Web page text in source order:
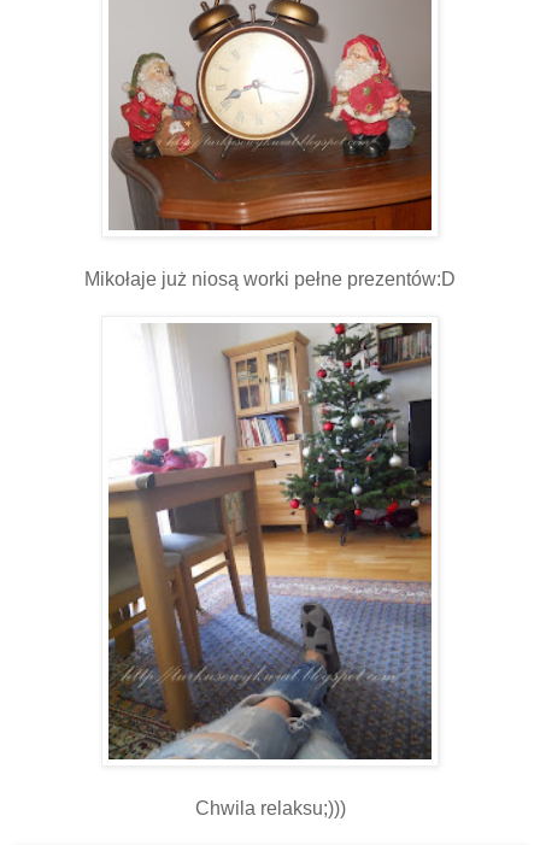
Mikołaje już niosą worki pełne prezentów:D
Chwila relaksu;)))